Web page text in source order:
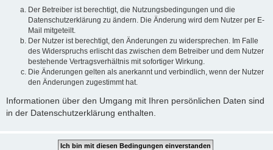
Der Betreiber ist berechtigt, die Nutzungsbedingungen und die
Datenschutzerklärung zu ändern. Die Änderung wird dem Nutzer per E-
Mail mitgeteilt.
Der Nutzer ist berechtigt, den Änderungen zu widersprechen. Im Falle
des Widerspruchs erlischt das zwischen dem Betreiber und dem Nutzer
bestehende Vertragsverhältnis mit sofortiger Wirkung.
Die Änderungen gelten als anerkannt und verbindlich, wenn der Nutzer
den Änderungen zugestimmt hat.
Informationen über den Umgang mit Ihren persönlichen Daten sind
in der Datenschutzerklärung enthalten.